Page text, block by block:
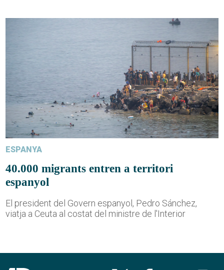
ESPANYA
40.000 migrants entren a territori
espanyol
El president del Govern espanyol, Pedro Sánchez,
viatja a Ceuta al costat del ministre de l'Interior